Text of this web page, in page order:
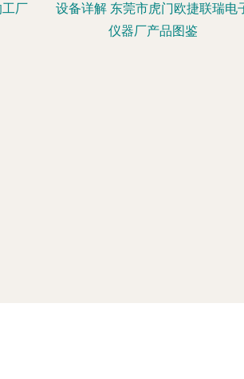
厂
设备详解 东莞市虎门欧捷联瑞电
仪器厂产品图鉴